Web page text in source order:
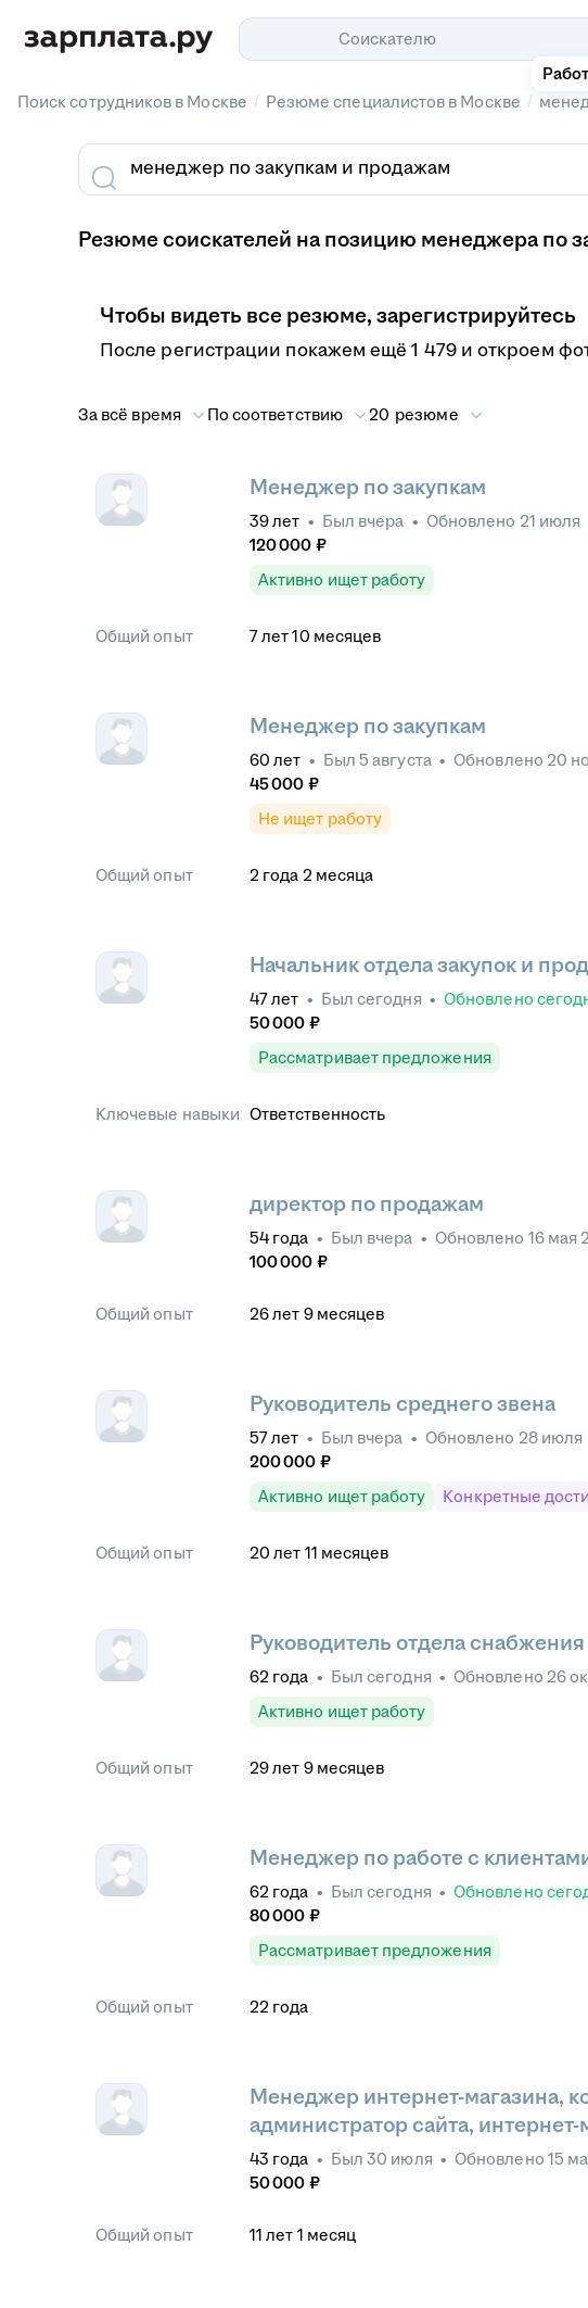
Соискателю
Поиск сотрудников в Москве / Резюме специалистов в Москве /
Резюме соискателей на позицию менеджера по
Чтобы видеть все резюме, зарегистрируйтесь
После регистрации покажем ещё 1 479 и откроем
За всё время По соответствию 20 резюме
Менеджер по закупкам
39лет • Был вчера • Обновлено 21 июля
120 000 ₽
Активно ищет работу
Общий опыт 7лет 10 месяцев
Менеджер по закупкам
60 лет • Был 5 августа • Обновлено 20
45 000 ₽
Не ищет работу
Общий опыт 2 года 2 месяца
Начальник отдела закупок и
47лет • Был сегодня • Обновлено
50 000 ₽
Рассматривает предложения
Ключевые навыки Ответственность
директор по продажам
54 года • Был вчера • Обновлено 16 мая
100 000 ₽
Общий опыт 26лет 9 месяцев
Руководитель среднего звена
57лет • Был вчера • Обновлено 28 июля
200 000 ₽
Активно ищет работу
Конкретные
Общий опыт 20 лет 11 месяцев
Руководитель отдела
62 года • Был сегодня • Обновлено 26
Активно ищет работу
Общий опыт 29лет 9 месяцев
Менеджер по работе с
62 года • Был сегодня • Обновлено
80 000 ₽
Рассматривает предложения
Общий опыт 22 года
Менеджер интернет-магазина,
администратор сайта, интернет-
43 года • Был 30 июля • Обновлено 15
50 000 ₽
Общий опыт 11 лет 1 месяц